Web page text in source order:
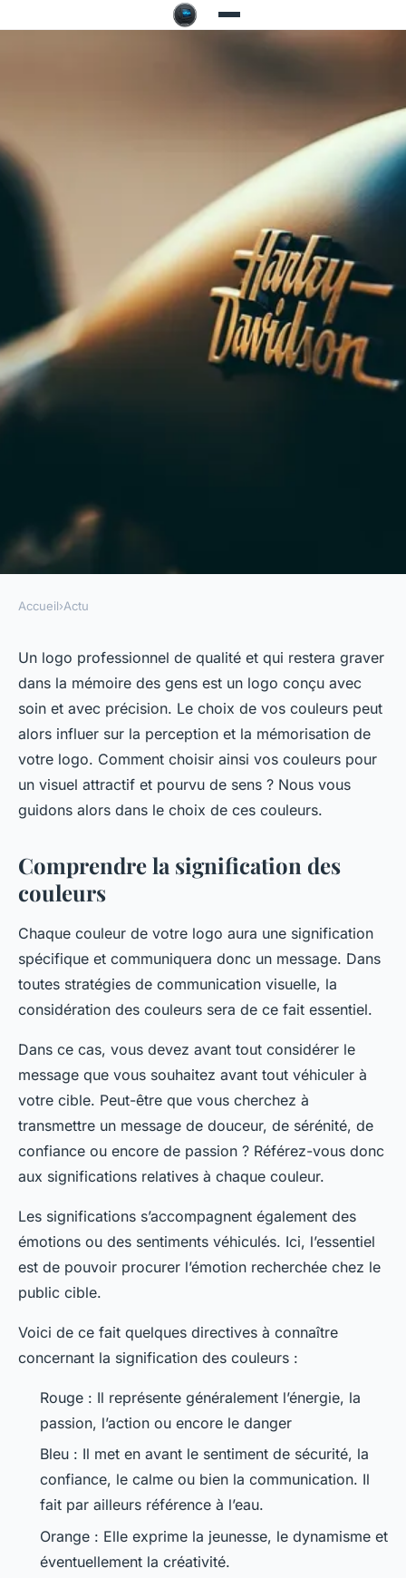
Quelles couleurs pour votre
logo d'entreprise ?
alice• 14 juin 2023 •4 min de lecture
Accueil›Actu
Un logo professionnel de qualité et qui restera graver
dans la mémoire des gens est un logo conçu avec
soin et avec précision. Le choix de vos couleurs peut
alors influer sur la perception et la mémorisation de
votre logo. Comment choisir ainsi vos couleurs pour
un visuel attractif et pourvu de sens ? Nous vous
guidons alors dans le choix de ces couleurs.
Comprendre la signification des
couleurs
Chaque couleur de votre logo aura une signification
spécifique et communiquera donc un message. Dans
toutes stratégies de communication visuelle, la
considération des couleurs sera de ce fait essentiel.
Dans ce cas, vous devez avant tout considérer le
message que vous souhaitez avant tout véhiculer à
votre cible. Peut-être que vous cherchez à
transmettre un message de douceur, de sérénité, de
confiance ou encore de passion ? Référez-vous donc
aux significations relatives à chaque couleur.
Les significations s’accompagnent également des
émotions ou des sentiments véhiculés. Ici, l’essentiel
est de pouvoir procurer l’émotion recherchée chez le
public cible.
Voici de ce fait quelques directives à connaître
concernant la signification des couleurs :
Rouge : Il représente généralement l’énergie, la
passion, l’action ou encore le danger
Bleu : Il met en avant le sentiment de sécurité, la
confiance, le calme ou bien la communication. Il
fait par ailleurs référence à l’eau.
Orange : Elle exprime la jeunesse, le dynamisme et
éventuellement la créativité.